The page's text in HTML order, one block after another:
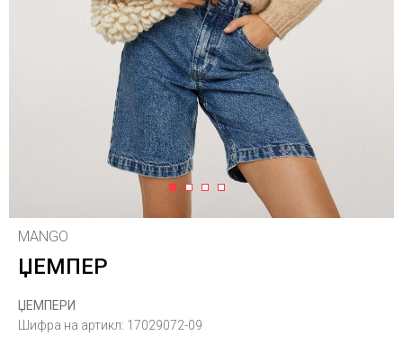
1 2 3 4
MANGO
ЏЕМПЕР
ЏЕМПЕРИ
Шифра на артикл: 17029072-09